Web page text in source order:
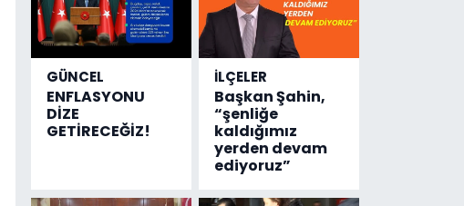
liralık
destek
çıktı
GÜNCEL
ENFLASYONU
DİZE
GETİRECEĞİZ!
İLÇELER
Başkan Şahin,
“şenliğe
kaldığımız
yerden devam
ediyoruz”